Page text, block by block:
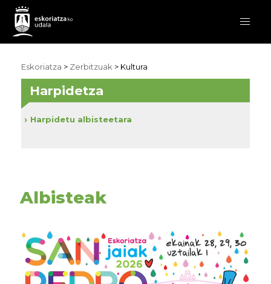
Eskoriatza > Zerbitzuak > Kultura
Albisteak
Harpidetza
Harpidetu albisteetara